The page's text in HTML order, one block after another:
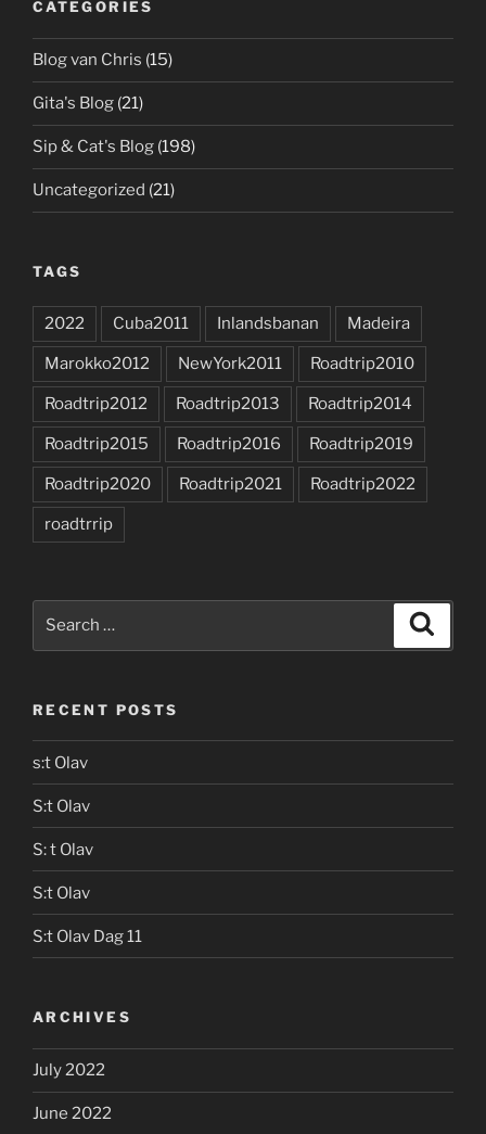
CATEGORIES
Blog van Chris (15)
Gita's Blog (21)
Sip & Cat's Blog (198)
Uncategorized (21)
TAGS
2022 Cuba2011 Inlandsbanan Madeira
Marokko2012 NewYork2011 Roadtrip2010
Roadtrip2012 Roadtrip2013 Roadtrip2014
Roadtrip2015 Roadtrip2016 Roadtrip2019
Roadtrip2020 Roadtrip2021 Roadtrip2022
roadtrrip
RECENT POSTS
s:t Olav
S:t Olav
S: t Olav
S:t Olav
S:t Olav Dag 11
ARCHIVES
July 2022
June 2022